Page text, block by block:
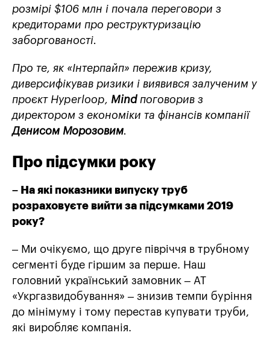
розмірі $106 млн і почала переговори з
кредиторами про реструктуризацію
заборгованості.
Про те, як «Інтерпайп» пережив кризу,
диверсифікував ризики і виявився залученим у
проєкт Hyperloop, Mindпоговорив з
директором з економіки та фінансів компанії
Денисом Морозовим.
Про підсумки року
– На які показники випуску труб
розраховуєте вийти за підсумками 2019
року?
– Ми очікуємо, що друге півріччя в трубному
сегменті буде гіршим за перше. Наш
головний український замовник – АТ
«Укргазвидобування» – знизив темпи буріння
до мінімуму і тому перестав купувати труби,
які виробляє компанія.